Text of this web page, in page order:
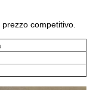
competitivo.